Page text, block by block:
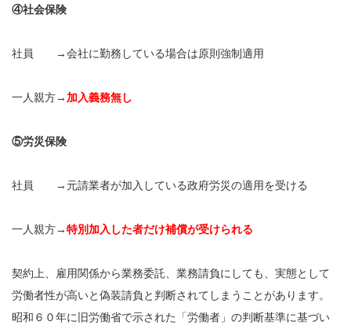
④社会保険
社員 →会社に勤務している場合は原則強制適用
一人親方→ 加入義務無し
⑤労災保険
社員 →元請業者が加入している政府労災の適用を受ける
一人親方→特別加入した者だけ補償が受けられる
契約上、雇用関係から業務委託、業務請負にしても、実態として
労働者性が高いと偽装請負と判断されてしまうことがあります。
昭和６０年に旧労働省で示された「労働者」の判断基準に基づい